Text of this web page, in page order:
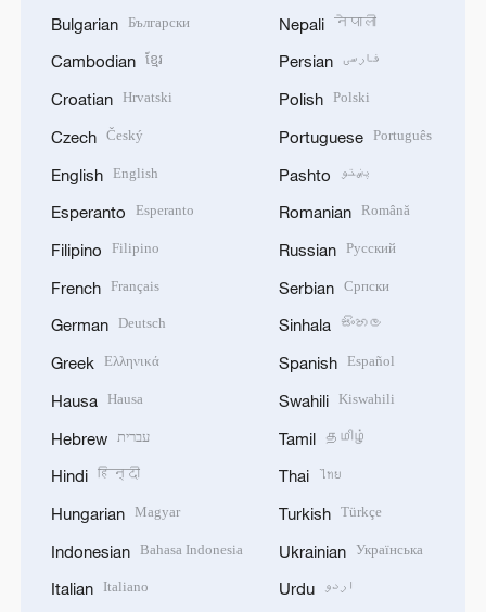
Bulgarian Български
Cambodian ខ្មែរ
Croatian Hrvatski
Czech Český
English English
Esperanto Esperanto
Filipino Filipino
French Français
German Deutsch
Greek Ελληνικά
Hausa Hausa
Hebrew עברית
Hindi हिन्दी
Hungarian Magyar
Indonesian Bahasa Indonesia
Italian Italiano
Nepali नेपाली
Persian فارسی
Polish Polski
Portuguese Português
Pashto پښتو
Romanian Română
Russian Русский
Serbian Српски
Sinhala සිංහල
Spanish Español
Swahili Kiswahili
Tamil தமிழ்
Thai ไทย
Turkish Türkçe
Ukrainian Українська
Urdu اردو